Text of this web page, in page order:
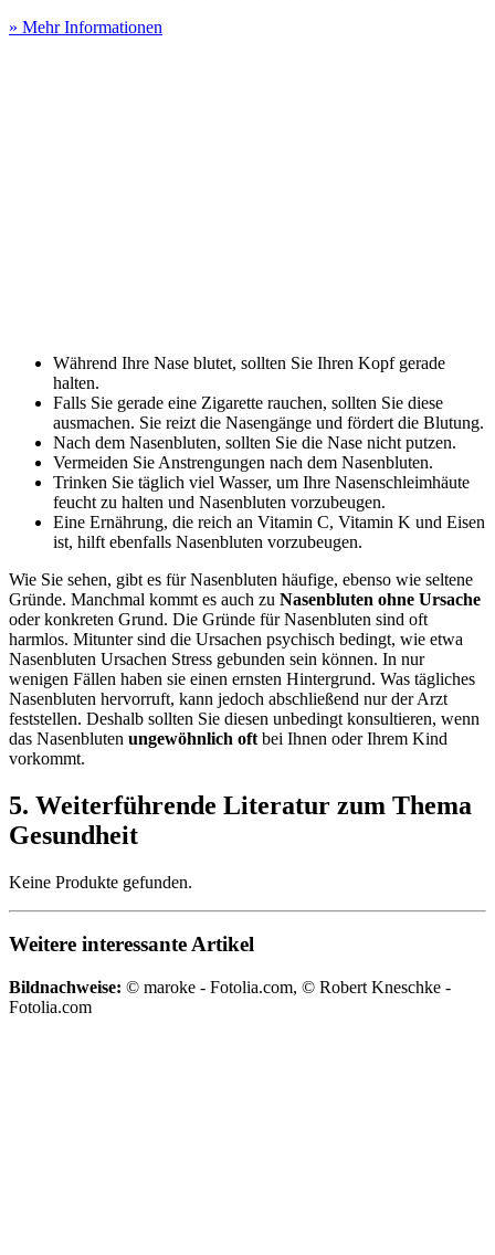
» Mehr Informationen
Während Ihre Nase blutet, sollten Sie Ihren Kopf gerade
halten.
Falls Sie gerade eine Zigarette rauchen, sollten Sie diese
ausmachen. Sie reizt die Nasengänge und fördert die Blutung.
Nach dem Nasenbluten, sollten Sie die Nase nicht putzen.
Vermeiden Sie Anstrengungen nach dem Nasenbluten.
Trinken Sie täglich viel Wasser, um Ihre Nasenschleimhäute
feucht zu halten und Nasenbluten vorzubeugen.
Eine Ernährung, die reich an Vitamin C, Vitamin K und Eisen
ist, hilft ebenfalls Nasenbluten vorzubeugen.
Wie Sie sehen, gibt es für Nasenbluten häufige, ebenso wie seltene
Gründe. Manchmal kommt es auch zu Nasenbluten ohne Ursache
oder konkreten Grund. Die Gründe für Nasenbluten sind oft
harmlos. Mitunter sind die Ursachen psychisch bedingt, wie etwa
Nasenbluten Ursachen Stress gebunden sein können. In nur
wenigen Fällen haben sie einen ernsten Hintergrund. Was tägliches
Nasenbluten hervorruft, kann jedoch abschließend nur der Arzt
feststellen. Deshalb sollten Sie diesen unbedingt konsultieren, wenn
das Nasenbluten ungewöhnlich oft bei Ihnen oder Ihrem Kind
vorkommt.
5. Weiterführende Literatur zum Thema
Gesundheit
Keine Produkte gefunden.
Weitere interessante Artikel
Bildnachweise: © maroke - Fotolia.com, © Robert Kneschke -
Fotolia.com